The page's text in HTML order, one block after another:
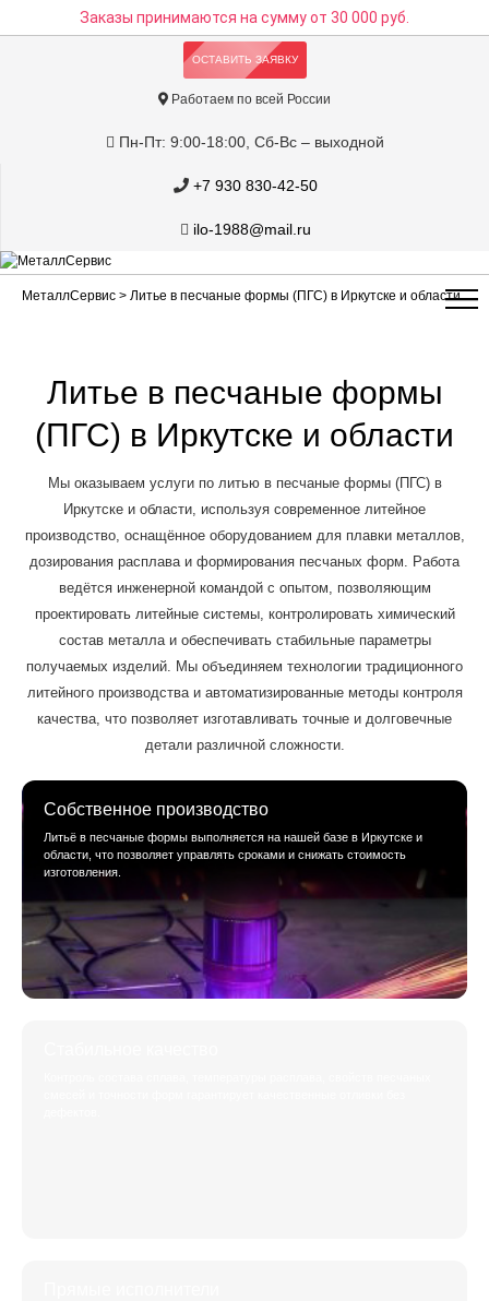
Заказы принимаются на суммуот 30 000 руб.
ОСТАВИТЬ ЗАЯВКУ
Работаем по всей России
Пн-Пт: 9:00-18:00, Сб-Вс – выходной
+7 930 830-42-50
ilo-1988@mail.ru
МеталлСервис > Литье в песчаные формы (ПГС) в Иркутске и области
Литье в песчаные формы
(ПГС) в Иркутске и области
Мы оказываем услуги по литью в песчаные формы (ПГС) в
Иркутске и области, используя современное литейное
производство, оснащённое оборудованием для плавки металлов,
дозирования расплава и формирования песчаных форм. Работа
ведётся инженерной командой с опытом, позволяющим
проектировать литейные системы, контролировать химический
состав металла и обеспечивать стабильные параметры
получаемых изделий. Мы объединяем технологии традиционного
литейного производства и автоматизированные методы контроля
качества, что позволяет изготавливать точные и долговечные
детали различной сложности.
Собственное производство
Литьё в песчаные формы выполняется на нашей базе в Иркутске и
области, что позволяет управлять сроками и снижать стоимость
изготовления.